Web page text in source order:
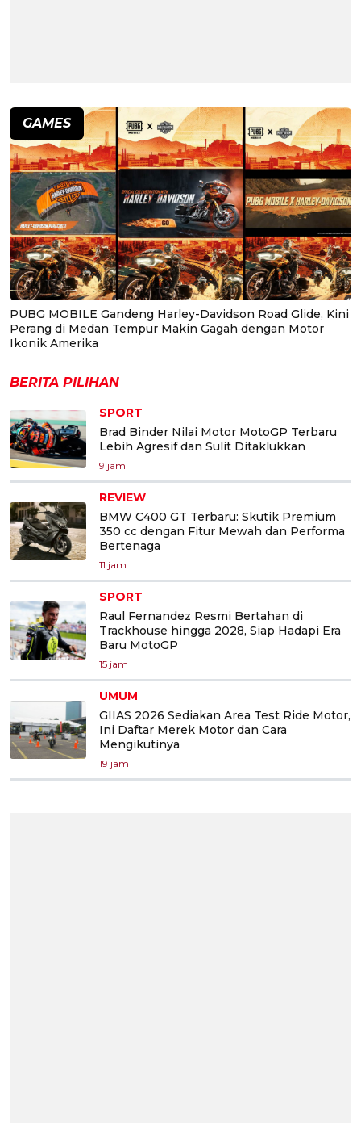
GAMES
PUBG MOBILE Gandeng Harley-Davidson Road Glide, Kini
Perang di Medan Tempur Makin Gagah dengan Motor
Ikonik Amerika
BERITA PILIHAN
SPORT
Brad Binder Nilai Motor MotoGP Terbaru
Lebih Agresif dan Sulit Ditaklukkan
9 jam
REVIEW
BMW C400 GT Terbaru: Skutik Premium
350 cc dengan Fitur Mewah dan Performa
Bertenaga
11 jam
SPORT
Raul Fernandez Resmi Bertahan di
Trackhouse hingga 2028, Siap Hadapi Era
Baru MotoGP
15 jam
UMUM
GIIAS 2026 Sediakan Area Test Ride Motor,
Ini Daftar Merek Motor dan Cara
Mengikutinya
19 jam